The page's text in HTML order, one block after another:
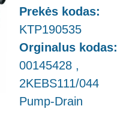
Prekės kodas:
KTP190535
Orginalus kodas:
00145428 ,
2KEBS111/044
Pump-Drain